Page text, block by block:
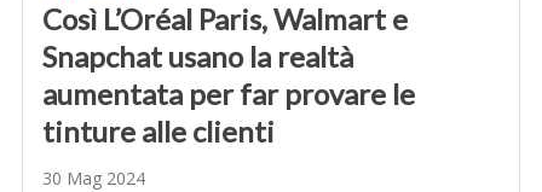
Così L’Oréal Paris, Walmart e
Snapchat usano la realtà
aumentata per far provare le
tinture alle clienti
30 Mag 2024